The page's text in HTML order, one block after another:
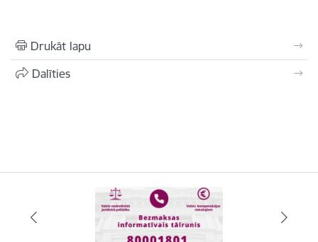
Drukāt lapu
Dalīties